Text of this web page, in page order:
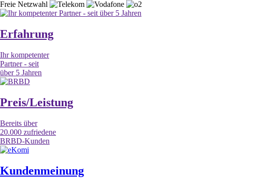
Freie Netzwahl
Erfahrung
Ihr kompetenter
Partner - seit
über 5 Jahren
Preis/Leistung
Bereits über
20.000 zufriedene
BRBD-Kunden
Kundenmeinung